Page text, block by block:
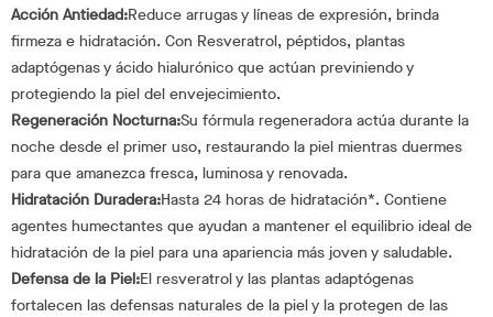
Acción Antiedad:Reduce arrugas y líneas de expresión, brinda
firmeza e hidratación. Con Resveratrol, péptidos, plantas
adaptógenas y ácido hialurónico que actúan previniendo y
protegiendo la piel del envejecimiento.
Regeneración Nocturna:Su fórmula regeneradora actúa durante la
noche desde el primer uso, restaurando la piel mientras duermes
para que amanezca fresca, luminosa y renovada.
Hidratación Duradera:Hasta 24 horas de hidratación*. Contiene
agentes humectantes que ayudan a mantener el equilibrio ideal de
hidratación de la piel para una apariencia más joven y saludable.
Defensa de la Piel:El resveratrol y las plantas adaptógenas
fortalecen las defensas naturales de la piel y la protegen de las